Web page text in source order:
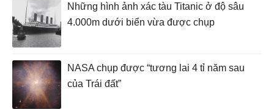
Những hình ảnh xác tàu Titanic ở độ sâu
4.000m dưới biển vừa được chụp
NASA chụp được “tương lai 4 tỉ năm sau
của Trái đất”